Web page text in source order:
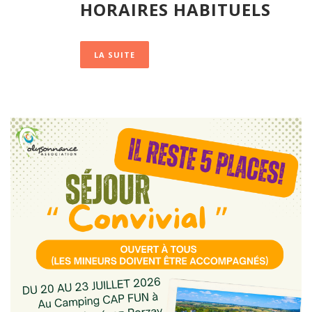
HORAIRES HABITUELS
LA SUITE